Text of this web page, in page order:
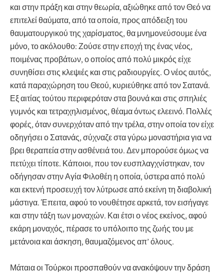
και στην πράξη και στην θεωρία, αξιώθηκε από τον Θεό να
επιτελεί θαύματα, από τα οποία, προς απόδειξη του
θαυματουργικού της χαρίσματος, θα μνημονεύσουμε ένα
μόνο, το ακόλουθο: Ζούσε στην εποχή της ένας νέος,
ποιμένας προβάτων, ο οποίος από πολύ μικρός είχε
συνηθίσει στις κλεψιές και στις ραδιουργίες. Ο νέος αυτός,
κατά παραχώρηση του Θεού, κυριεύθηκε από τον Σατανά.
Εξ αιτίας τούτου περιφερόταν στα βουνά και στις σπηλιές
γυμνός και τετραχηλισμένος, θέαμα όντως ελεεινό. Πολλές
φορές, όταν συνερχόταν από την τρέλα, στην οποία τον είχε
οδηγήσει ο Σατανάς, σύχναζε στα γύρω μοναστήρια για να
βρει θεραπεία στην ασθένειά του. Δεν μπορούσε όμως να
πετύχει τίποτε. Κάποιοι, που τον ευσπλαγχνίστηκαν, τον
οδήγησαν στην Αγία Φιλοθέη η οποία, ύστερα από πολύ
και εκτενή προσευχή τον λύτρωσε από εκείνη τη διαβολική
μάστιγα. Έπειτα, αφού το νουθέτησε αρκετά, τον εισήγαγε
και στην τάξη των μοναχών. Και έτσι ο νέος εκείνος, αφού
εκάρη μοναχός, πέρασε το υπόλοιπο της ζωής του με
μετάνοια και άσκηση, θαυμαζόμενος απ’ όλους.
Μάταια οι Τούρκοι προσπαθούν να ανακόψουν την δράση